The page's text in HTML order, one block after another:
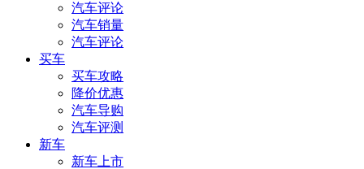
汽车评论
汽车销量
汽车评论
买车
买车攻略
降价优惠
汽车导购
汽车评测
新车
新车上市